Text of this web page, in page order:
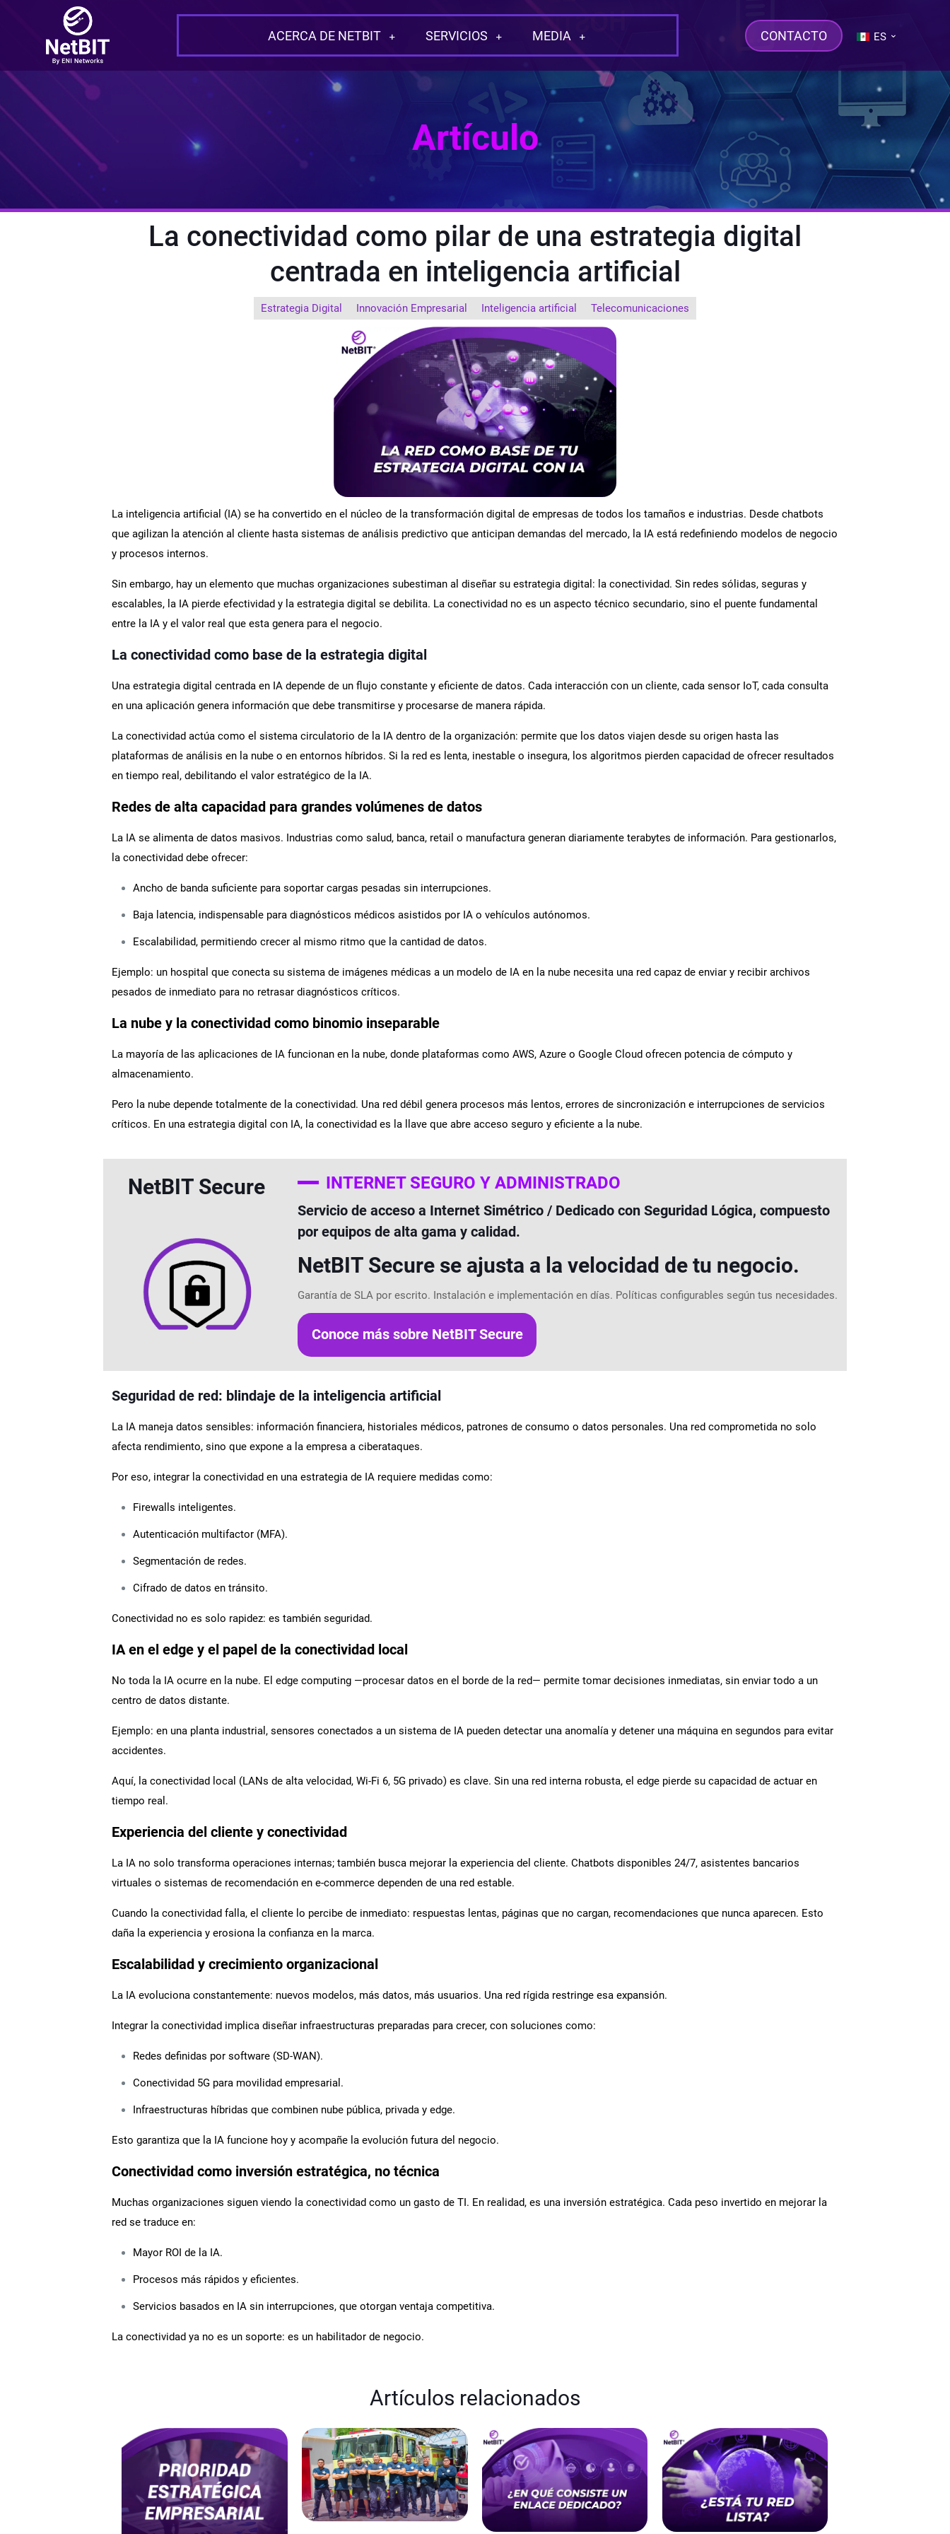
ACERCA DE NETBIT SERVICIOS MEDIA CONTACTO ES
Artículo
La conectividad como pilar de una estrategia digital
centrada en inteligencia artificial
Estrategia Digital Innovación Empresarial Inteligencia artificial Telecomunicaciones
La inteligencia artificial (IA) se ha convertido en el núcleo de la transformación digital de empresas de todos los tamaños e industrias. Desde chatbots
que agilizan la atención al cliente hasta sistemas de análisis predictivo que anticipan demandas del mercado, la IA está redefiniendo modelos de negocio
y procesos internos.
Sin embargo, hay un elemento que muchas organizaciones subestiman al diseñar su estrategia digital: la conectividad. Sin redes sólidas, seguras y
escalables, la IA pierde efectividad y la estrategia digital se debilita. La conectividad no es un aspecto técnico secundario, sino el puente fundamental
entre la IA y el valor real que esta genera para el negocio.
La conectividad como base de la estrategia digital
Una estrategia digital centrada en IA depende de un flujo constante y eficiente de datos. Cada interacción con un cliente, cada sensor IoT, cada consulta
en una aplicación genera información que debe transmitirse y procesarse de manera rápida.
La conectividad actúa como el sistema circulatorio de la IA dentro de la organización: permite que los datos viajen desde su origen hasta las
plataformas de análisis en la nube o en entornos híbridos. Si la red es lenta, inestable o insegura, los algoritmos pierden capacidad de ofrecer resultados
en tiempo real, debilitando el valor estratégico de la IA.
Redes de alta capacidad para grandes volúmenes de datos
La IA se alimenta de datos masivos. Industrias como salud, banca, retail o manufactura generan diariamente terabytes de información. Para gestionarlos,
la conectividad debe ofrecer:
Ancho de banda suficiente para soportar cargas pesadas sin interrupciones.
Baja latencia, indispensable para diagnósticos médicos asistidos por IA o vehículos autónomos.
Escalabilidad, permitiendo crecer al mismo ritmo que la cantidad de datos.
Ejemplo: un hospital que conecta su sistema de imágenes médicas a un modelo de IA en la nube necesita una red capaz de enviar y recibir archivos
pesados de inmediato para no retrasar diagnósticos críticos.
La nube y la conectividad como binomio inseparable
La mayoría de las aplicaciones de IA funcionan en la nube, donde plataformas como AWS, Azure o Google Cloud ofrecen potencia de cómputo y
almacenamiento.
Pero la nube depende totalmente de la conectividad. Una red débil genera procesos más lentos, errores de sincronización e interrupciones de servicios
críticos. En una estrategia digital con IA, la conectividad es la llave que abre acceso seguro y eficiente a la nube.
NetBIT Secure INTERNET SEGURO Y ADMINISTRADO
Servicio de acceso a Internet Simétrico / Dedicado con Seguridad Lógica, compuesto
por equipos de alta gama y calidad.
NetBIT Secure se ajusta a la velocidad de tu negocio.
Garantía de SLA por escrito. Instalación e implementación en días. Políticas configurables según tus necesidades.
Conoce más sobre NetBIT Secure
Seguridad de red: blindaje de la inteligencia artificial
La IA maneja datos sensibles: información financiera, historiales médicos, patrones de consumo o datos personales. Una red comprometida no solo
afecta rendimiento, sino que expone a la empresa a ciberataques.
Por eso, integrar la conectividad en una estrategia de IA requiere medidas como:
Firewalls inteligentes.
Autenticación multifactor (MFA).
Segmentación de redes.
Cifrado de datos en tránsito.
Conectividad no es solo rapidez: es también seguridad.
IA en el edge y el papel de la conectividad local
No toda la IA ocurre en la nube. El edge computing —procesar datos en el borde de la red— permite tomar decisiones inmediatas, sin enviar todo a un
centro de datos distante.
Ejemplo: en una planta industrial, sensores conectados a un sistema de IA pueden detectar una anomalía y detener una máquina en segundos para evitar
accidentes.
Aquí, la conectividad local (LANs de alta velocidad, Wi-Fi 6, 5G privado) es clave. Sin una red interna robusta, el edge pierde su capacidad de actuar en
tiempo real.
Experiencia del cliente y conectividad
La IA no solo transforma operaciones internas; también busca mejorar la experiencia del cliente. Chatbots disponibles 24/7, asistentes bancarios
virtuales o sistemas de recomendación en e-commerce dependen de una red estable.
Cuando la conectividad falla, el cliente lo percibe de inmediato: respuestas lentas, páginas que no cargan, recomendaciones que nunca aparecen. Esto
daña la experiencia y erosiona la confianza en la marca.
Escalabilidad y crecimiento organizacional
La IA evoluciona constantemente: nuevos modelos, más datos, más usuarios. Una red rígida restringe esa expansión.
Integrar la conectividad implica diseñar infraestructuras preparadas para crecer, con soluciones como:
Redes definidas por software (SD-WAN).
Conectividad 5G para movilidad empresarial.
Infraestructuras híbridas que combinen nube pública, privada y edge.
Esto garantiza que la IA funcione hoy y acompañe la evolución futura del negocio.
Conectividad como inversión estratégica, no técnica
Muchas organizaciones siguen viendo la conectividad como un gasto de TI. En realidad, es una inversión estratégica. Cada peso invertido en mejorar la
red se traduce en:
Mayor ROI de la IA.
Procesos más rápidos y eficientes.
Servicios basados en IA sin interrupciones, que otorgan ventaja competitiva.
La conectividad ya no es un soporte: es un habilitador de negocio.
Artículos relacionados